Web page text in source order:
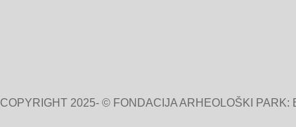
COPYRIGHT 2025- © FONDACIJA ARHEOLOŠKI